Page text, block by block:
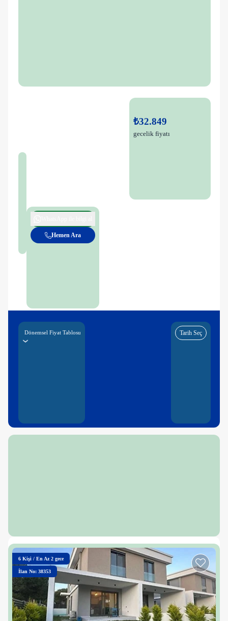
₺32.849
gecelik fiyatı
Hemen Ara
Dönemsel Fiyat Tablosu Tarih Seç
6 Kişi / En Az 2 gece
İlan No: 38353